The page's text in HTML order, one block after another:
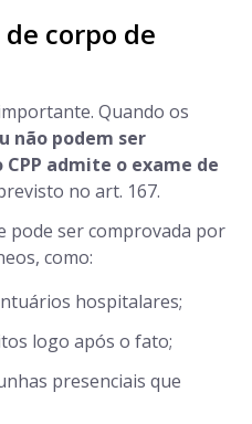
de corpo de
Quando os
não podem ser
admite o exame de
no art. 167.
pode ser comprovada por
como:
hospitalares;
logo após o fato;
presenciais que